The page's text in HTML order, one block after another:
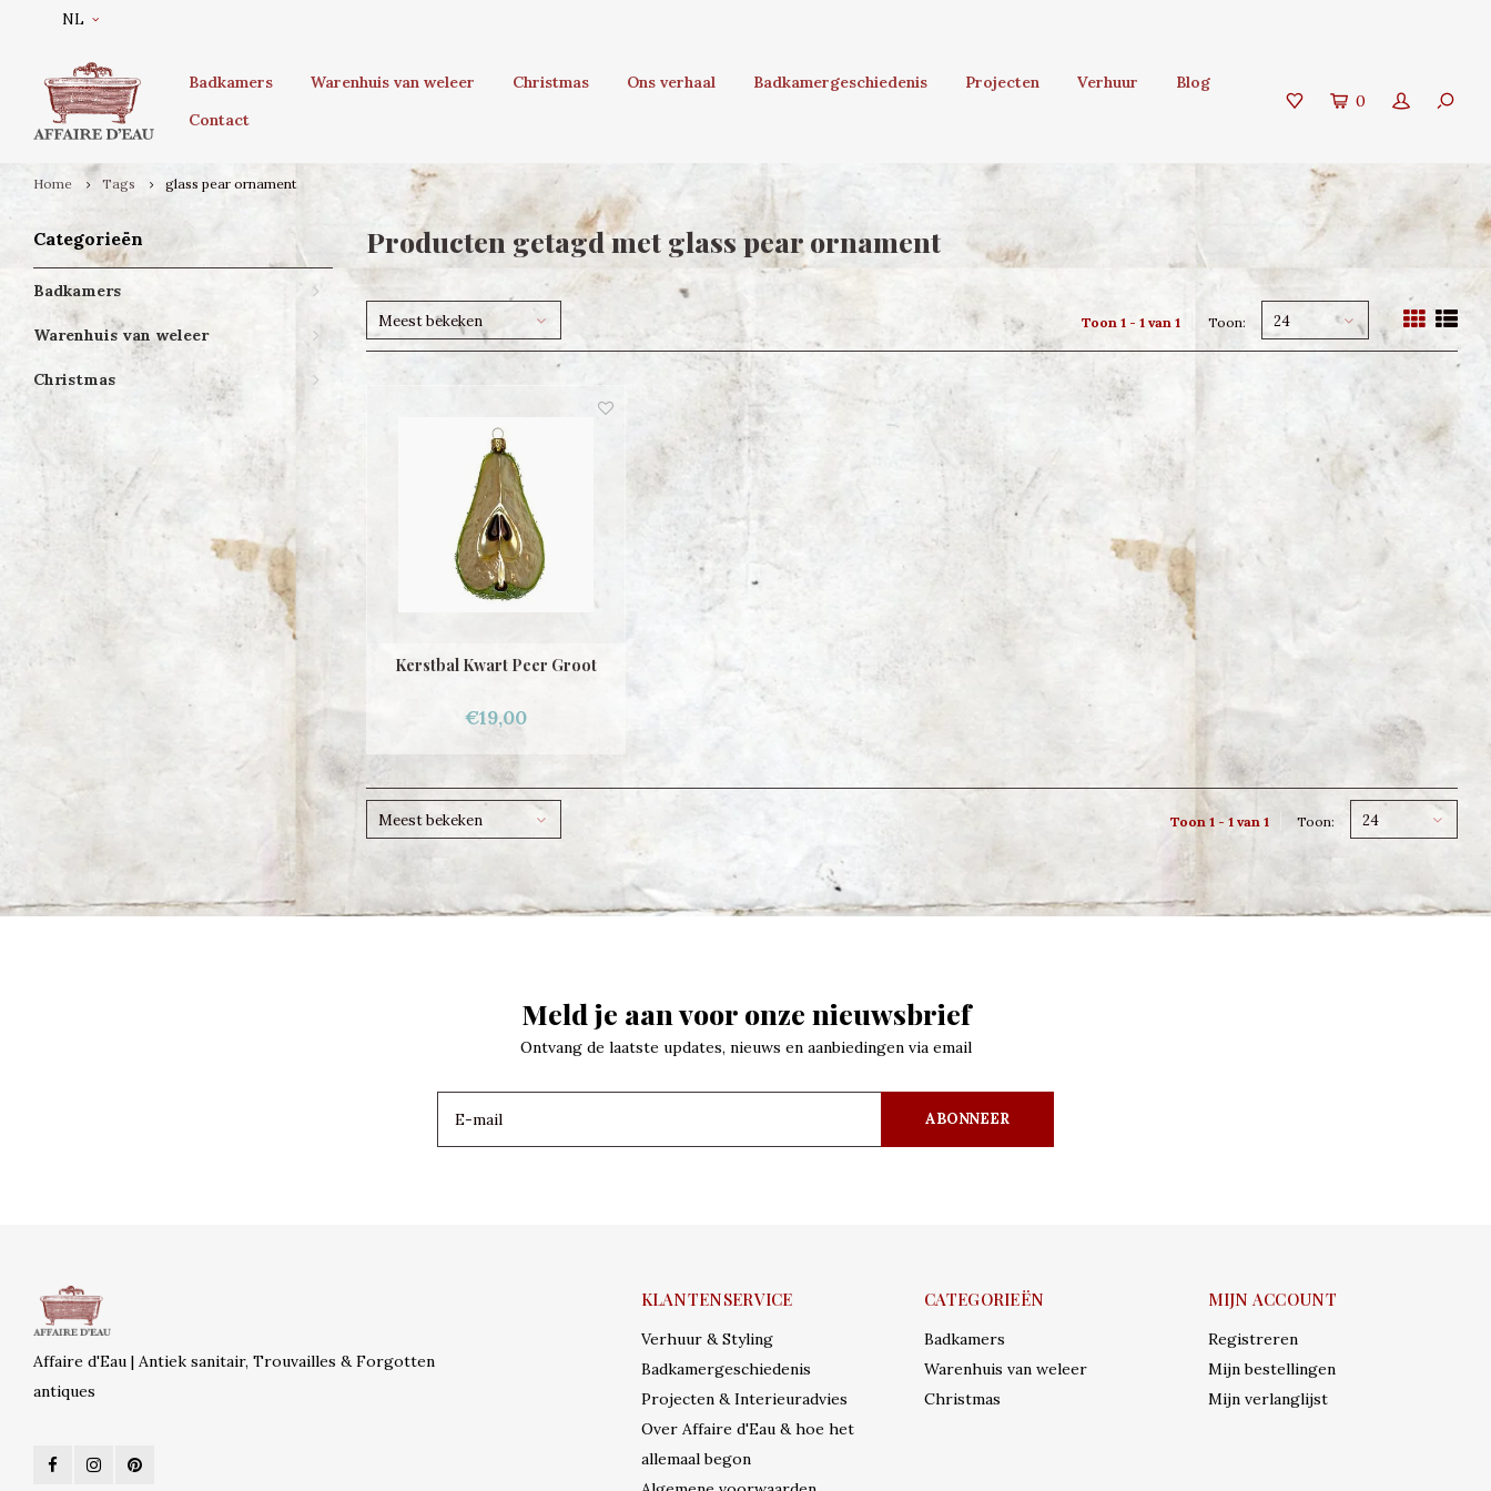
NL
Badkamers Warenhuis van weleer Christmas Ons verhaal Badkamergeschiedenis Projecten Verhuur
Blog
Contact
0
Home Tags glass pear ornament
Categorieën
Badkamers
Warenhuis van weleer
Christmas
Producten getagd met glass pear ornament
Meest bekeken Toon 1 - 1 van 1 Toon: 24
Kerstbal Kwart Peer Groot
€19,00
Meest bekeken Toon 1 - 1 van 1 Toon: 24
Meld je aan voor onze nieuwsbrief
Ontvang de laatste updates, nieuws en aanbiedingen via email
ABONNEER
Affaire d'Eau | Antiek sanitair, Trouvailles & Forgotten
antiques
KLANTENSERVICE
Verhuur & Styling
Badkamergeschiedenis
Projecten & Interieuradvies
Over Affaire d'Eau & hoe het
allemaal begon
CATEGORIEËN
Badkamers
Warenhuis van weleer
Christmas
MIJN ACCOUNT
Registreren
Mijn bestellingen
Mijn verlanglijst